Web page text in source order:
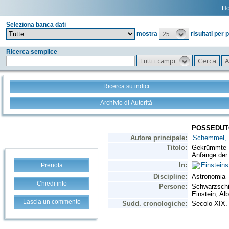
Seleziona banca dati
mostra
25 risultati per
Ricerca semplice
Tutti i campi
Ricerca su indici
Archivio di Autorità
Prenota
Chiedi info
Lascia un commento